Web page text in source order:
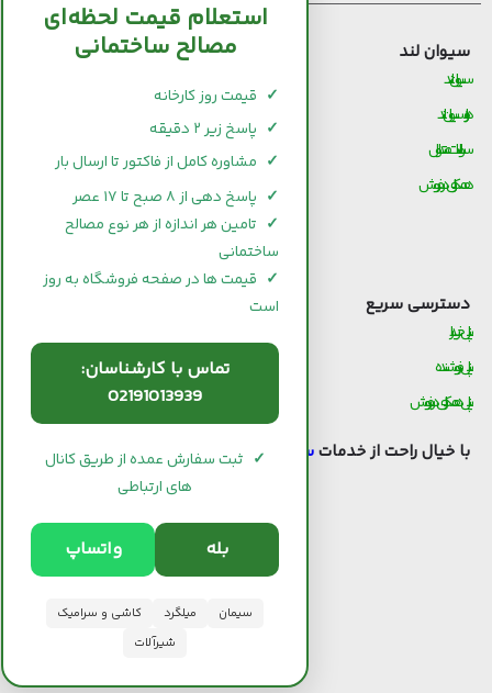
سیوان لند
سیوان لند
درباره سیوان لند
سوالات متداول
همکاری در فروش
قیمت مصالح ساختمانی
قیمت و خرید کاشی و سرامیک
قیمت و خرید آجر
قیمت و خرید گچ
قیمت و خرید شیرآلات
دسترسی سریع
پنل خریدار
پنل فروشنده
پنل همکاری در فروش
با خیال راحت از خدماتسیوان لند استفاده کنید.
استعلام قیمت لحظه‌ای
مصالح ساختمانی
✓ قیمت روز کارخانه
✓ پاسخ زیر ۲ دقیقه
✓ مشاوره کامل از فاکتور تا ارسال بار
✓ پاسخ دهی از ۸ صبح تا ۱۷ عصر
✓ تامین هر اندازه از هر نوع مصالح
ساختمانی
✓ قیمت ها در صفحه فروشگاه به روز
است
تماس با کارشناسان:
02191013939
✓ ثبت سفارش عمده از طریق کانال
های ارتباطی
بله واتساپ
سیمان میلگرد
کاشی و سرامیک
شیرآلات